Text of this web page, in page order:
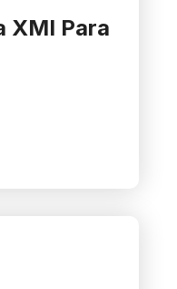
XMI Para